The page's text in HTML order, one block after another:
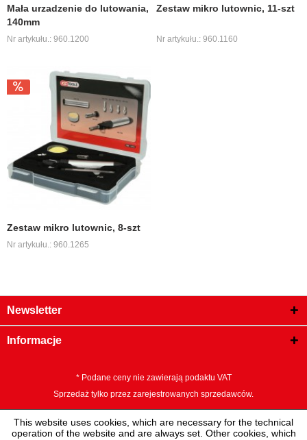
Mała urzadzenie do lutowania,
140mm
Nr artykułu.: 960.1200
Zestaw mikro lutownic, 11-szt
Nr artykułu.: 960.1160
Zestaw mikro lutownic, 8-szt
Nr artykułu.: 960.1265
Newsletter
Informacje
* Podane ceny nie zawierają podaktu VAT
Sprzedaż tylko przez zarejestrowanych sprzedawców.
This website uses cookies, which are necessary for the technical
operation of the website and are always set. Other cookies, which